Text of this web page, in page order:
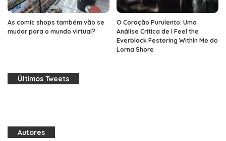
As comic shops também vão se
mudar para o mundo virtual?
O Coração Purulento: Uma
Análise Crítica de I Feel the
Everblack Festering Within Me do
Lorna Shore
Últimos Tweets
Autores